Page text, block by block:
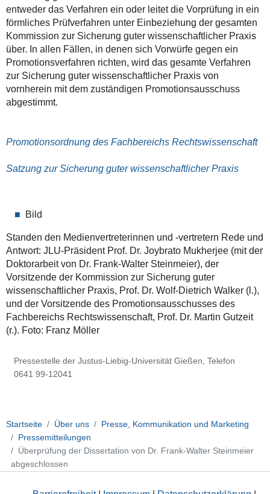
entweder das Verfahren ein oder leitet die Vorprüfung in ein
förmliches Prüfverfahren unter Einbeziehung der gesamten
Kommission zur Sicherung guter wissenschaftlicher Praxis
über. In allen Fällen, in denen sich Vorwürfe gegen ein
Promotionsverfahren richten, wird das gesamte Verfahren
zur Sicherung guter wissenschaftlicher Praxis von
vornherein mit dem zuständigen Promotionsausschuss
abgestimmt.
Promotionsordnung des Fachbereichs Rechtswissenschaft
Satzung zur Sicherung guter wissenschaftlicher Praxis
Bild
Standen den Medienvertreterinnen und -vertretern Rede und
Antwort: JLU-Präsident Prof. Dr. Joybrato Mukherjee (mit der
Doktorarbeit von Dr. Frank-Walter Steinmeier), der
Vorsitzende der Kommission zur Sicherung guter
wissenschaftlicher Praxis, Prof. Dr. Wolf-Dietrich Walker (l.),
und der Vorsitzende des Promotionsausschusses des
Fachbereichs Rechtswissenschaft, Prof. Dr. Martin Gutzeit
(r.). Foto: Franz Möller
Pressestelle der Justus-Liebig-Universität Gießen, Telefon
0641 99-12041
Startseite Über uns
Presse, Kommunikation und Marketing
Pressemitteilungen
Überprüfung der Dissertation von Dr. Frank-Walter Steinmeier
abgeschlossen